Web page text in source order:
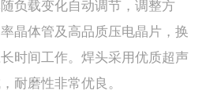
负载变化自动调节，调整方
晶体管及高品质压电晶片，换
时间工作。焊头采用优质超声
耐磨性非常优良。